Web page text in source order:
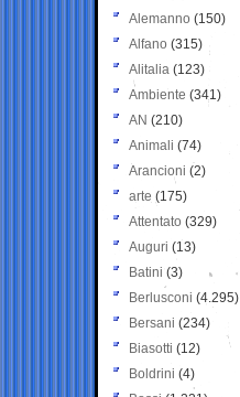
Alemanno (150)
Alfano (315)
Alitalia (123)
Ambiente (341)
AN (210)
Animali (74)
Arancioni (2)
arte (175)
Attentato (329)
Auguri (13)
Batini (3)
Berlusconi (4.295)
Bersani (234)
Biasotti (12)
Boldrini (4)